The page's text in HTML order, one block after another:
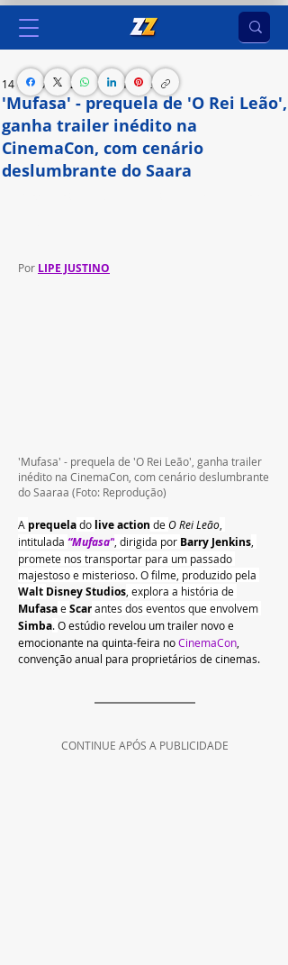
'Mufasa' - prequela de 'O Rei Leão',
ganha trailer inédito na
CinemaCon, com cenário
deslumbrante do Saara
14 de abr. de 2024 1 min de leitura
Por LIPE JUSTINO
'Mufasa' - prequela de 'O Rei Leão', ganha trailer
inédito na CinemaCon, com cenário deslumbrante
do Saaraa (Foto: Reprodução)
A prequela do live action de O Rei Leão
intitulada “Mufasa” , dirigida por Barry Jenkins
promete nos transportar para um passado
majestoso e misterioso. O filme, produzido pela
Walt Disney Studios , explora a história de
Mufasa e Scar antes dos eventos que envolvem
Simba. O estúdio revelou um trailer novo e
emocionante na quinta-feira no CinemaCon
convenção anual para proprietários de cinemas.
CONTINUE APÓS A PUBLICIDADE